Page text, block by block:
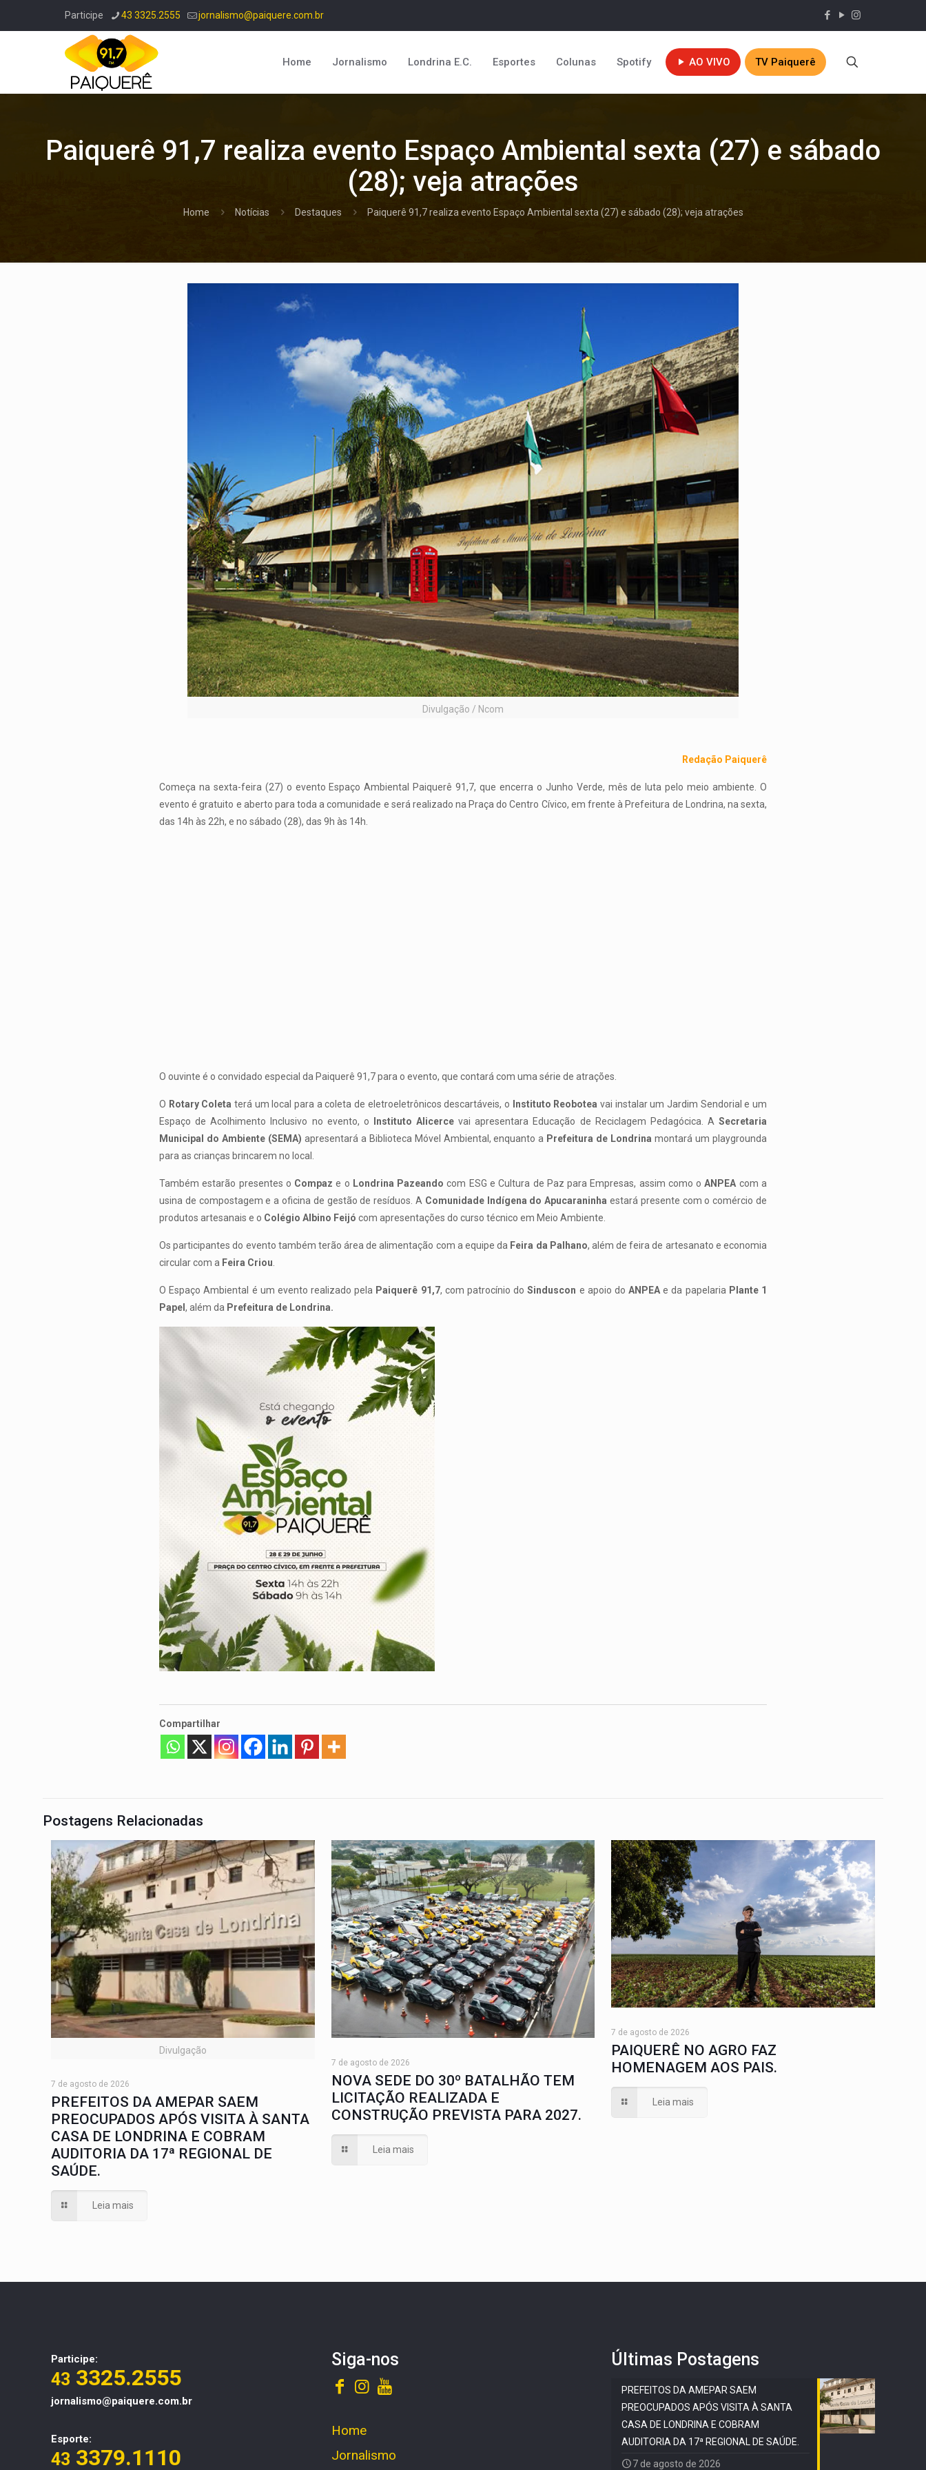
Participe 43 3325.2555 jornalismo@paiquere.com.br
Home Jornalismo Londrina E.C. Esportes Colunas Spotify AO VIVO TV Paiquerê
Paiquerê 91,7 realiza evento Espaço Ambiental sexta (27) e sábado
(28); veja atrações
Home Notícias Destaques Paiquerê 91,7 realiza evento Espaço Ambiental sexta (27) e sábado (28); veja atrações
Divulgação / Ncom
Redação Paiquerê
Começa na sexta-feira (27) o evento Espaço Ambiental Paiquerê 91,7, que encerra o Junho Verde, mês de luta pelo meio ambiente. O
evento é gratuito e aberto para toda a comunidade e será realizado na Praça do Centro Cívico, em frente à Prefeitura de Londrina, na sexta,
das 14h às 22h, e no sábado (28), das 9h às 14h.
O ouvinte é o convidado especial da Paiquerê 91,7 para o evento, que contará com uma série de atrações.
O Rotary Coleta terá um local para a coleta de eletroeletrônicos descartáveis, o Instituto Reobotea vai instalar um Jardim Sendorial e um
Espaço de Acolhimento Inclusivo no evento, o
Instituto Alicerce vai apresentara Educação de Reciclagem Pedagócica. A Secretaria
Municipal do Ambiente (SEMA) apresentará a Biblioteca Móvel Ambiental, enquanto a Prefeitura de Londrina montará um playgrounda
para as crianças brincarem no local.
Também estarão presentes o Compaz e o Londrina Pazeando com ESG e Cultura de Paz para Empresas, assim como oANPEA com a
usina de compostagem e a oficina de gestão de resíduos. A Comunidade Indígena do Apucaraninha estará presente com o comércio de
produtos artesanais e o Colégio Albino Feijó com apresentações do curso técnico em Meio Ambiente.
Os participantes do evento também terão área de alimentação com a equipe da Feira da Palhano, além de feira de artesanato e economia
circular com a Feira Criou
O Espaço Ambiental é um evento realizado pela Paiquerê 91,7, com patrocínio do Sinduscon e apoio doANPEA e da papelaria Plante 1
Papel , além da Prefeitura de Londrina.
Compartilhar
Postagens Relacionadas
Divulgação
7 de agosto de 2026
PREFEITOS DA AMEPAR SAEM
PREOCUPADOS APÓS VISITA À SANTA
CASA DE LONDRINA E COBRAM
AUDITORIA DA 17ª REGIONAL DE
SAÚDE.
Leia mais
7 de agosto de 2026
NOVA SEDE DO 30º BATALHÃO TEM
LICITAÇÃO REALIZADA E
CONSTRUÇÃO PREVISTA PARA 2027.
Leia mais
7 de agosto de 2026
PAIQUERÊ NO AGRO FAZ
HOMENAGEM AOS PAIS.
Leia mais
Participe:
43 3325.2555
jornalismo@paiquere.com.br
Esporte:
43 3379.1110
Siga-nos
Home
Jornalismo
Últimas Postagens
PREFEITOS DA AMEPAR SAEM
PREOCUPADOS APÓS VISITA À SANTA
CASA DE LONDRINA E COBRAM
AUDITORIA DA 17ª REGIONAL DE SAÚDE.
7 de agosto de 2026